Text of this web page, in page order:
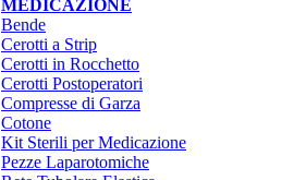
MEDICAZIONE
Bende
Cerotti a Strip
Cerotti in Rocchetto
Cerotti Postoperatori
Compresse di Garza
Cotone
Kit Sterili per Medicazione
Pezze Laparotomiche